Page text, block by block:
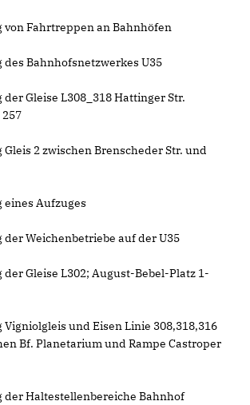
von Fahrtreppen an Bahnhöfen
Bahnhofsnetzwerkes U35
Gleise L308_318 Hattinger Str.
2 zwischen Brenscheder Str. und
Aufzuges
Weichenbetriebe auf der U35
Gleise L302; August-Bebel-Platz 1-
und Eisen Linie 308,318,316
Bf. Planetarium und Rampe Castroper
der Haltestellenbereiche Bahnhof